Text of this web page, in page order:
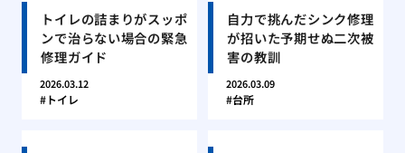
トイレの詰まりがスッポ
ンで治らない場合の緊急
修理ガイド
2026.03.12
トイレ
自力で挑んだシンク修理
が招いた予期せぬ二次被
害の教訓
2026.03.09
台所